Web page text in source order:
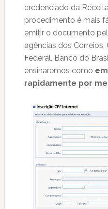
credenciado da
procedimento é mais
emitir o documento
agências dos
Federal, Banco do
ensinaremos como
rapidamente por